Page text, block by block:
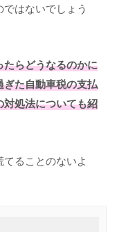
はないでしょう
らどうなるのかに
ぎた自動車税の支払
処法についても紹
ることのないよ